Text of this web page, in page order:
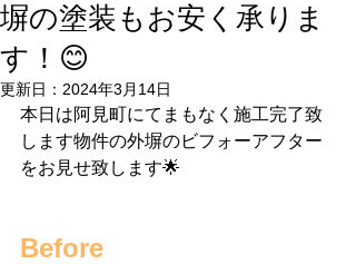
塀の塗装もお安く承りま
す！😊
更新日： 2024年3月14日
本日は阿見町にてまもなく施工完了致
します物件の外塀のビフォーアフター
をお見せ致します🌟
Before